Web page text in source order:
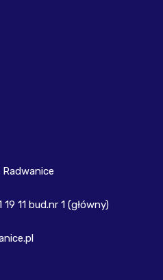
Radwanice
11 bud.nr 1 (główny)